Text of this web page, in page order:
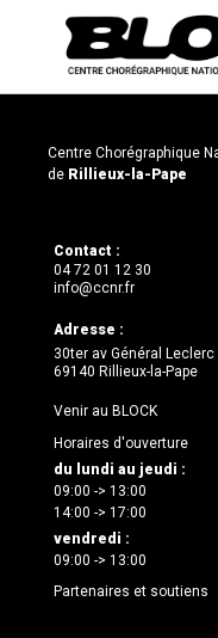
Centre Chorégraphique
de Rillieux-la-Pape
Contact :
04 72 01 12 30
info@ccnr.fr
Adresse :
30ter av Général Leclerc
69140 Rillieux-la-Pape
Venir au BLOCK
Horaires d'ouverture
du lundi au jeudi :
09:00 -> 13:00
14:00 -> 17:00
vendredi :
09:00 -> 13:00
Partenaires et soutiens